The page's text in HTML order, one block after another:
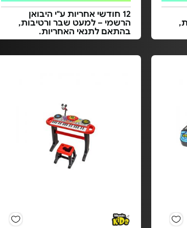
12 חודשי אחריות ע"י היבואן
הרשמי – למעט שבר ורטיבות,
בהתאם לתנאי האחריות.